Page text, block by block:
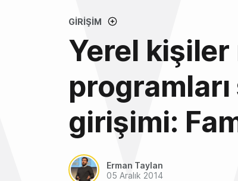
GIRIŞIM
Yerel
girişimi:
Erman Taylan
05 Aralık 2014